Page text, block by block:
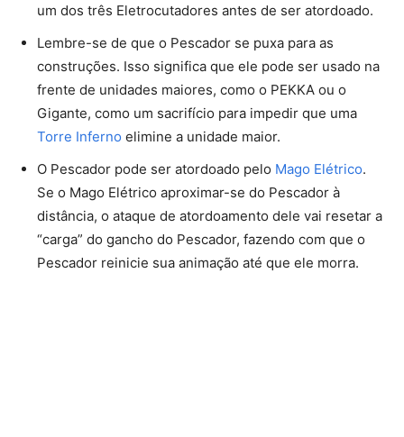
um dos três Eletrocutadores antes de ser atordoado.
Lembre-se de que o Pescador se puxa para as
construções. Isso significa que ele pode ser usado na
frente de unidades maiores, como o PEKKA ou o
Gigante, como um sacrifício para impedir que uma
Torre Inferno elimine a unidade maior.
O Pescador pode ser atordoado pelo Mago Elétrico.
Se o Mago Elétrico aproximar-se do Pescador à
distância, o ataque de atordoamento dele vai resetar a
“carga” do gancho do Pescador, fazendo com que o
Pescador reinicie sua animação até que ele morra.